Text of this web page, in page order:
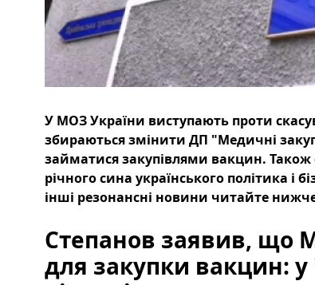
У МОЗ України виступають проти
збираються змінити ДП "Медичні
займатися закупівлями вакцин. Також
річного сина українського політика і
інші резонансні новини читайте
Степанов заявив, що
для закупки вакцин: